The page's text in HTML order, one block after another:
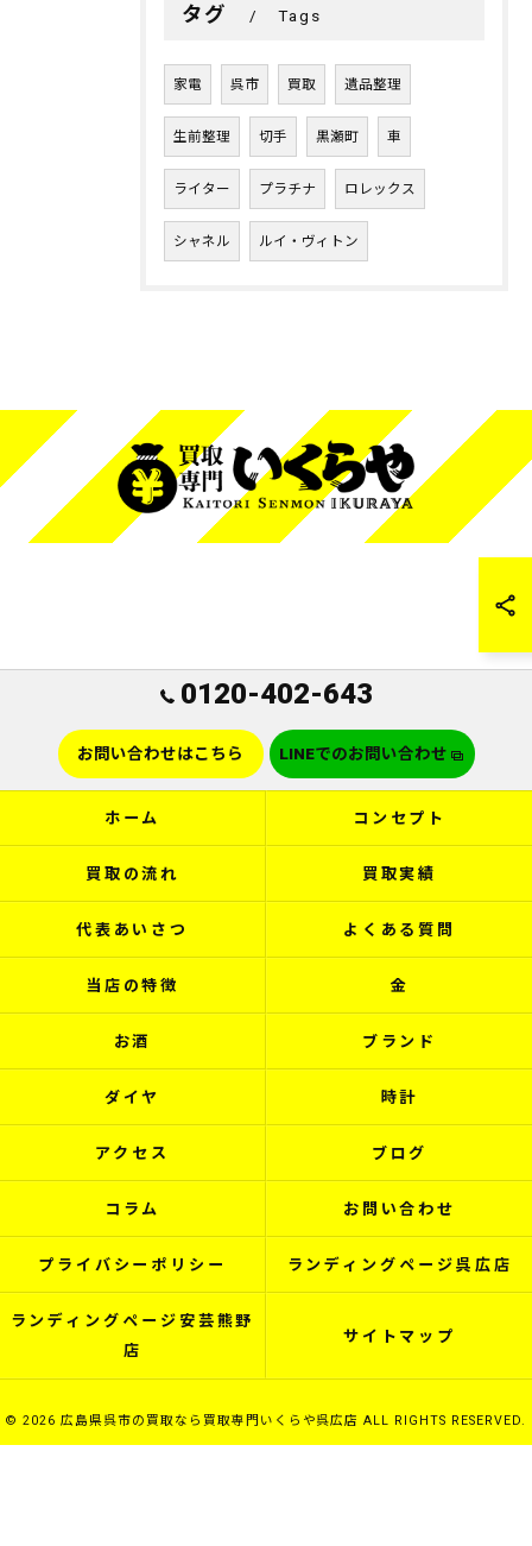
タグ Tags
家電 呉市 買取 遺品整理
生前整理 切手 黒瀬町 車
ライター プラチナ ロレックス
シャネル ルイ・ヴィトン
0120-402-643
お問い合わせはこちら LINEでのお問い合わせ
ホーム コンセプト
買取の流れ 買取実績
代表あいさつ よくある質問
当店の特徴 金
お酒 ブランド
ダイヤ 時計
アクセス ブログ
コラム お問い合わせ
プライバシーポリシー ランディングページ呉広店
ランディングページ安芸熊野
店
サイトマップ
© 2026 広島県呉市の買取なら買取専門いくらや呉広店 ALL RIGHTS RESERVED.